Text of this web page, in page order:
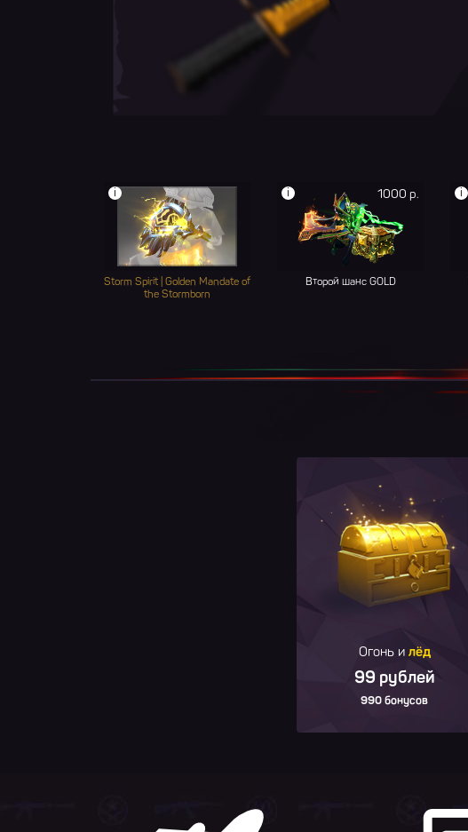
i
Storm Spirit | Golden Mandate of
the Stormborn
1000 р.
i
Второй шанс GOLD
i
Огонь и лёд
99 рублей
990 бонусов